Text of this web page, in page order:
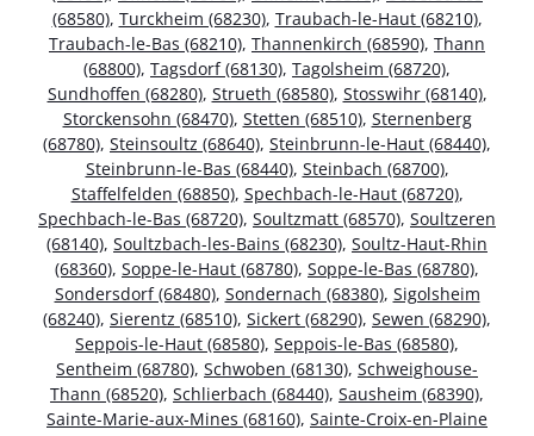
(68580), Turckheim (68230), Traubach-le-Haut (68210),
Traubach-le-Bas (68210), Thannenkirch (68590), Thann
(68800), Tagsdorf (68130), Tagolsheim (68720),
Sundhoffen (68280), Strueth (68580), Stosswihr (68140),
Storckensohn (68470), Stetten (68510), Sternenberg
(68780), Steinsoultz (68640), Steinbrunn-le-Haut (68440),
Steinbrunn-le-Bas (68440), Steinbach (68700),
Staffelfelden (68850), Spechbach-le-Haut (68720),
Spechbach-le-Bas (68720), Soultzmatt (68570), Soultzeren
(68140), Soultzbach-les-Bains (68230), Soultz-Haut-Rhin
(68360), Soppe-le-Haut (68780), Soppe-le-Bas (68780),
Sondersdorf (68480), Sondernach (68380), Sigolsheim
(68240), Sierentz (68510), Sickert (68290), Sewen (68290),
Seppois-le-Haut (68580), Seppois-le-Bas (68580),
Sentheim (68780), Schwoben (68130), Schweighouse-
Thann (68520), Schlierbach (68440), Sausheim (68390),
Sainte-Marie-aux-Mines (68160), Sainte-Croix-en-Plaine